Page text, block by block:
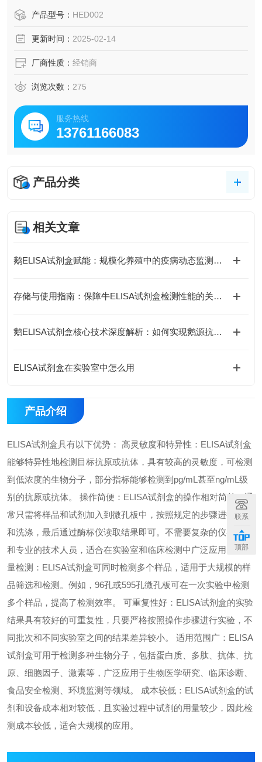
4.适用于血浆、血清、组织匀浆液、细胞培养上清液、尿液、
5.可检测动物类型丰富：人、猴、大鼠、小鼠、兔、猪、犬、
6.检测指标齐全：炎症因子、血管生成素、动脉粥样硬化因
子、趋化因子、生长因子、基质金属蛋白酶、脂肪因子等。
产品型号： HED002
更新时间： 2025-02-14
厂商性质： 经销商
浏览次数： 275
服务热线
13761166083
产品分类
相关文章
鹅ELISA试剂盒赋能：规模化养殖中的疫病动态监测体系
存储与使用指南：保障牛ELISA试剂盒检测性能的关键措施
鹅ELISA试剂盒核心技术深度解析：如何实现鹅源抗体与抗原的高特异性检测及精准定量分析？
ELISA试剂盒在实验室中怎么用
产品介绍
ELISA试剂盒具有以下优势： 高灵敏度和特异性：ELISA试剂盒
能够特异性地检测目标抗原或抗体，具有较高的灵敏度，可检测
到低浓度的生物分子，部分指标能够检测到pg/mL甚至ng/mL级
别的抗原或抗体。 操作简便：ELISA试剂盒的操作相对简单，通
常只需将样品和试剂加入到微孔板中，按照规定的步骤进行孵育
和洗涤，最后通过酶标仪读取结果即可。不需要复杂的仪器设备
和专业的技术人员，适合在实验室和临床检测中广泛应用。 高通
量检测：ELISA试剂盒可同时检测多个样品，适用于大规模的样
品筛选和检测。例如，96孔或595孔微孔板可在一次实验中检测
多个样品，提高了检测效率。 可重复性好：ELISA试剂盒的实验
结果具有较好的可重复性，只要严格按照操作步骤进行实验，不
同批次和不同实验室之间的结果差异较小。 适用范围广：ELISA
试剂盒可用于检测多种生物分子，包括蛋白质、多肽、抗体、抗
原、细胞因子、激素等，广泛应用于生物医学研究、临床诊断、
食品安全检测、环境监测等领域。 成本较低：ELISA试剂盒的试
剂和设备成本相对较低，且实验过程中试剂的用量较少，因此检
测成本较低，适合大规模的应用。
联系
顶部